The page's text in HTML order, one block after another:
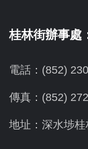
桂林街辦事處
電話：(852)
傳真：(852)
地址：深水埗